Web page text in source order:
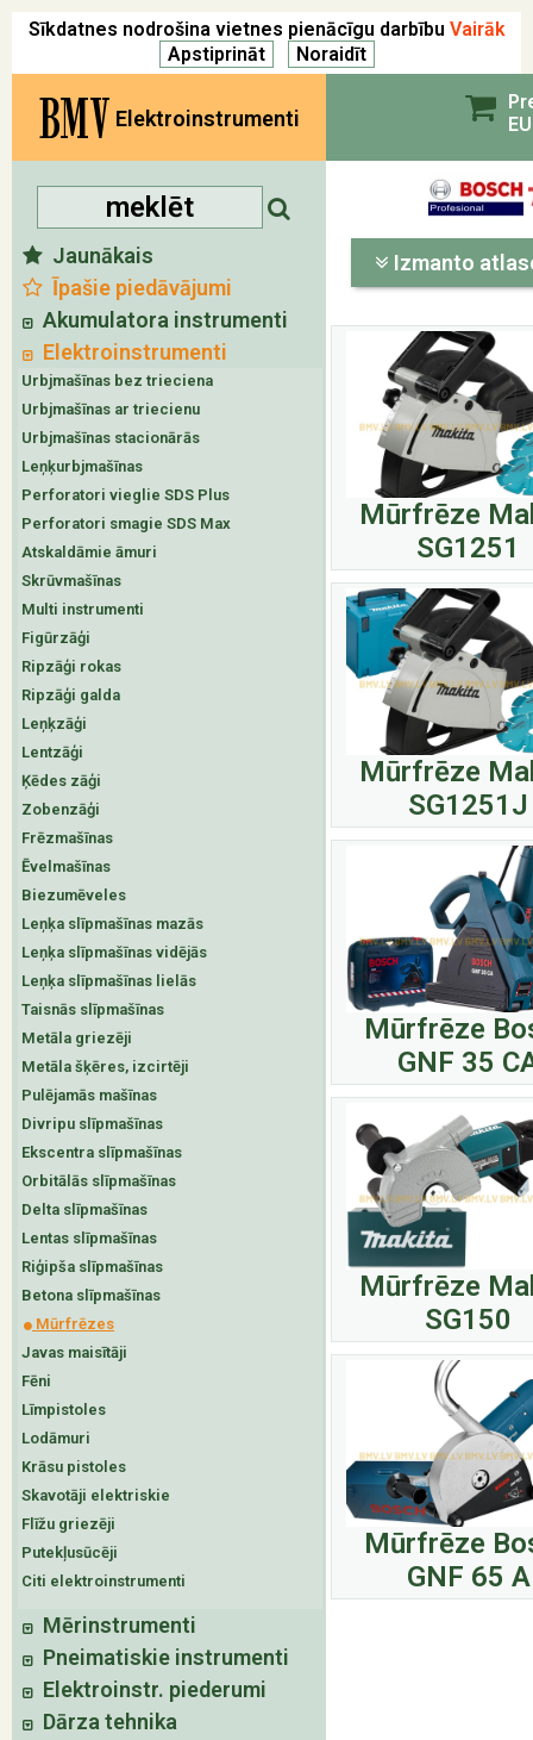
Sīkdatnes nodrošina vietnes pienācīgu darbību Vairāk
BMV Elektroinstrumenti
Jaunākais
Īpašie piedāvājumi
Akumulatora instrumenti
Elektroinstrumenti
Urbjmašīnas bez trieciena
Urbjmašīnas ar triecienu
Urbjmašīnas stacionārās
Leņķurbjmašīnas
Perforatori vieglie SDS Plus
Perforatori smagie SDS Max
Atskaldāmie āmuri
Skrūvmašīnas
Multi instrumenti
Figūrzāģi
Ripzāģi rokas
Ripzāģi galda
Leņķzāģi
Lentzāģi
Ķēdes zāģi
Zobenzāģi
Frēzmašīnas
Ēvelmašīnas
Biezumēveles
Leņķa slīpmašīnas mazās
Leņķa slīpmašīnas vidējās
Leņķa slīpmašīnas lielās
Taisnās slīpmašīnas
Metāla griezēji
Metāla šķēres, izcirtēji
Pulējamās mašīnas
Divripu slīpmašīnas
Ekscentra slīpmašīnas
Orbitālās slīpmašīnas
Delta slīpmašīnas
Lentas slīpmašīnas
Riģipša slīpmašīnas
Betona slīpmašīnas
Mūrfrēzes
Javas maisītāji
Fēni
Līmpistoles
Lodāmuri
Krāsu pistoles
Skavotāji elektriskie
Flīžu griezēji
Putekļusūcēji
Citi elektroinstrumenti
Mērinstrumenti
Pneimatiskie instrumenti
Elektroinstr. piederumi
Dārza tehnika
Izmanto
Mūrfrēze
SG1251
Mūrfrēze
SG1251J
Mūrfrēze
GNF 35
Mūrfrēze
SG150
Mūrfrēze
GNF 65 A